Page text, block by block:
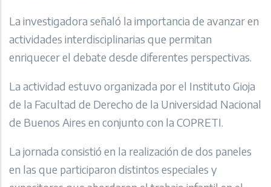
La investigadora señaló la importancia de avanzar en
actividades interdisciplinarias que permitan
enriquecer el debate desde diferentes perspectivas.
La actividad estuvo organizada por el Instituto Gioja
de la Facultad de Derecho de la Universidad Nacional
de Buenos Aires en conjunto con la COPRETI.
La jornada consistió en la realización de dos paneles
en las que participaron distintos especiales y